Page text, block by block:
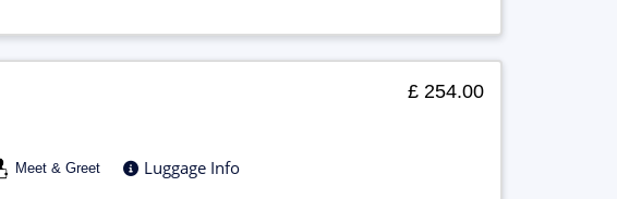
Meet & Greet Luggage Info
£ 254.00